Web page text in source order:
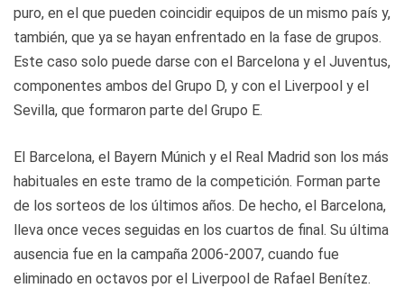
puro, en el que pueden coincidir equipos de un mismo país y,
también, que ya se hayan enfrentado en la fase de grupos.
Este caso solo puede darse con el Barcelona y el Juventus,
componentes ambos del Grupo D, y con el Liverpool y el
Sevilla, que formaron parte del Grupo E.
El Barcelona, el Bayern Múnich y el Real Madrid son los más
habituales en este tramo de la competición. Forman parte
de los sorteos de los últimos años. De hecho, el Barcelona,
lleva once veces seguidas en los cuartos de final. Su última
ausencia fue en la campaña 2006-2007, cuando fue
eliminado en octavos por el Liverpool de Rafael Benítez.